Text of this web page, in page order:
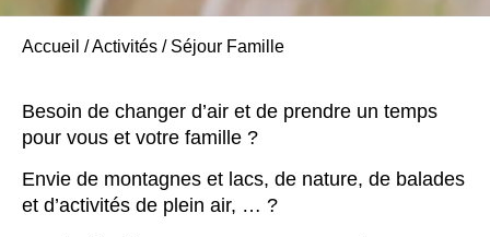
Accueil /Activités / Séjour Famille
Besoin de changer d’air et de prendre un temps
pour vous et votre famille ?
Envie de montagnes et lacs, de nature, de balades
et d’activités de plein air, … ?